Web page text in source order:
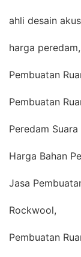
ahli desain
harga peredam,
Pembuatan
Pembuatan
Peredam
Harga Bahan
Jasa
Rockwool,
Pembuatan